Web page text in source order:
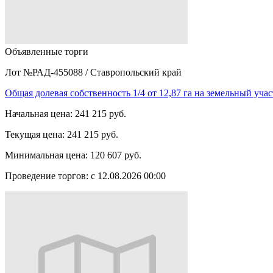
Объявленные торги
Лот №РАД-455088 / Ставропольский край
Общая долевая собственность 1/4 от 12,87 га на земельный
Начальная цена: 241 215 руб.
Текущая цена: 241 215 руб.
Минимальная цена: 120 607 руб.
Проведение торгов: с 12.08.2026 00:00